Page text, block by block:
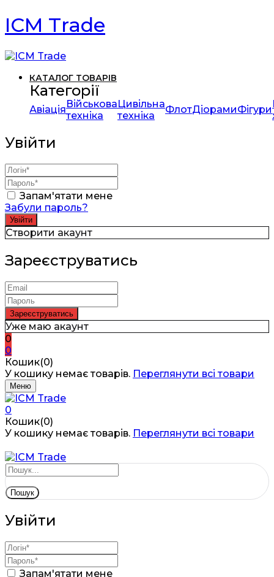
ICM Trade
КАТАЛОГ ТОВАРІВ
Категорії
АвіаціяВійськова
техніка
Цивільна
техніка
ФлотДіорамиФігури
Увійти
Запам'ятати мене
Забули пароль?
Створити акаунт
Зареєструватись
Уже маю акаунт
0
0
Кошик(0)
У кошику немає товарів. Переглянути всі товари
Меню
0
Кошик(0)
У кошику немає товарів. Переглянути всі товари
Пошук
Увійти
Запам'ятати мене